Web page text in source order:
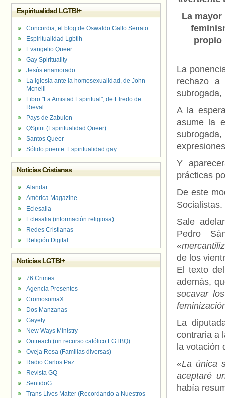
La mayor
propio
La
rechazo
subrogada,
A la
asume la
Y
prácticas
De este
Sale
Pedro
de los
El texto
además,
socavar
La
contraria a
la votación
«La única
aceptaré
había
Espiritualidad LGTBI+
Concordia, el blog de Oswaldo Gallo Serrato
Espiritualidad Lgbtih
Evangelio Queer.
Gay Spirituality
Jesús enamorado
La iglesia ante la homosexualidad, de John
Mcneill
Libro "La Amistad Espiritual", de Elredo de
Rieval.
Pays de Zabulon
QSpirit (Espiritualidad Queer)
Santos Queer
Sólido puente. Espiritualidad gay
Noticias Cristianas
Alandar
América Magazine
Eclesalia
Eclesalia (información religiosa)
Redes Cristianas
Religión Digital
Noticias LGTBI+
76 Crimes
Agencia Presentes
CromosomaX
Dos Manzanas
Gayety
New Ways Ministry
Outreach (un recurso católico LGTBQ)
Oveja Rosa (Familias diversas)
Radio Carlos Paz
Revista GQ
SentidoG
Trans Lives Matter (Recordando a Nuestros